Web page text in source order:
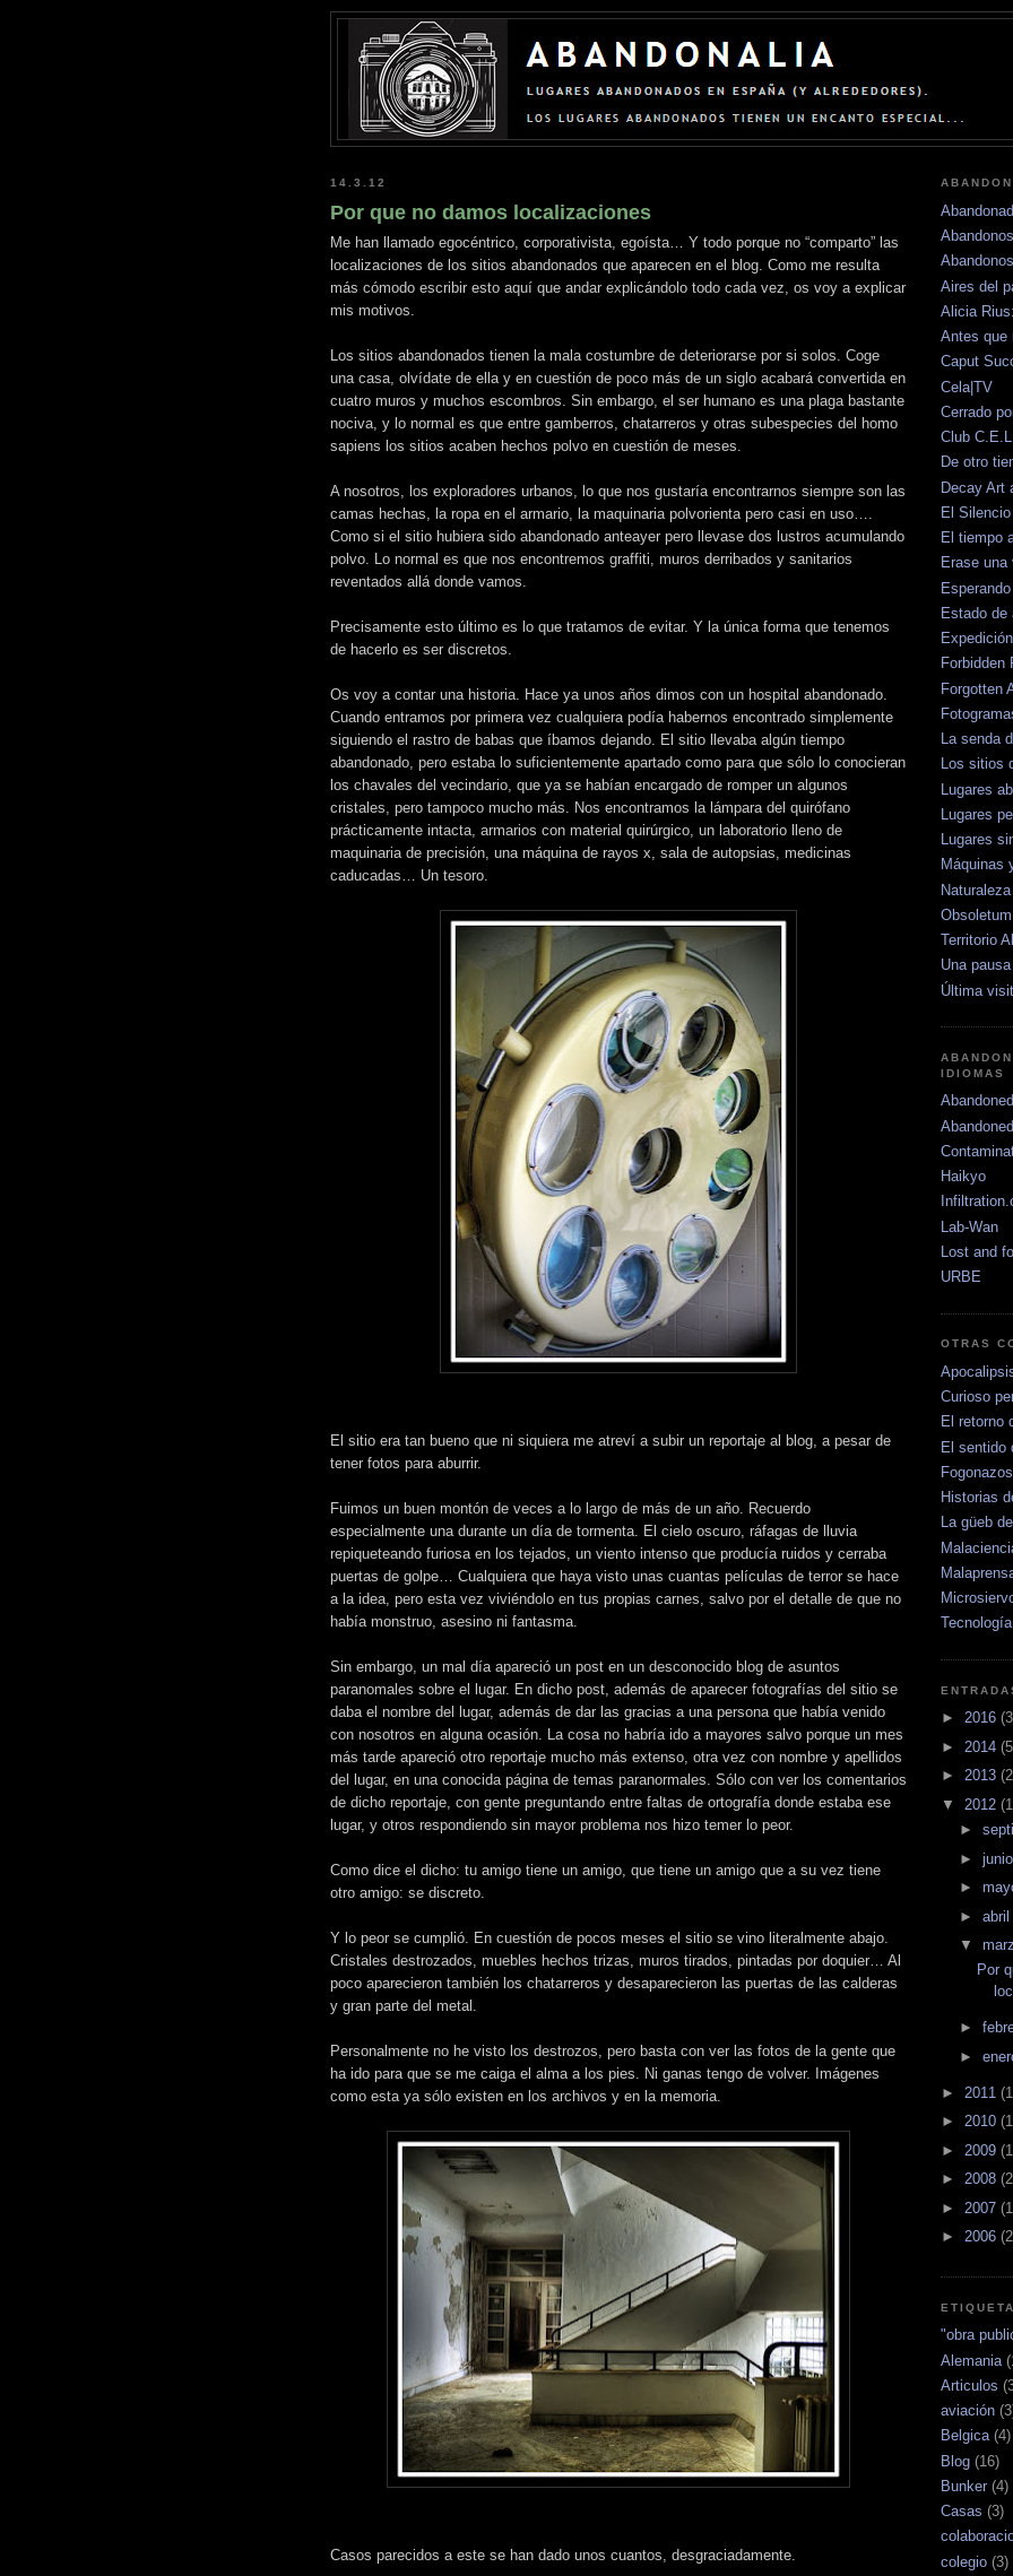
14.3.12
Por que no damos localizaciones
Me han llamado egocéntrico, corporativista, egoísta… Y todo porque no “comparto” las
localizaciones de los sitios abandonados que aparecen en el blog. Como me resulta
más cómodo escribir esto aquí que andar explicándolo todo cada vez, os voy a explicar
mis motivos.
Los sitios abandonados tienen la mala costumbre de deteriorarse por si solos. Coge
una casa, olvídate de ella y en cuestión de poco más de un siglo acabará convertida en
cuatro muros y muchos escombros. Sin embargo, el ser humano es una plaga bastante
nociva, y lo normal es que entre gamberros, chatarreros y otras subespecies del homo
sapiens los sitios acaben hechos polvo en cuestión de meses.
A nosotros, los exploradores urbanos, lo que nos gustaría encontrarnos siempre son las
camas hechas, la ropa en el armario, la maquinaria polvorienta pero casi en uso….
Como si el sitio hubiera sido abandonado anteayer pero llevase dos lustros acumulando
polvo. Lo normal es que nos encontremos graffiti, muros derribados y sanitarios
reventados allá donde vamos.
Precisamente esto último es lo que tratamos de evitar. Y la única forma que tenemos
de hacerlo es ser discretos.
Os voy a contar una historia. Hace ya unos años dimos con un hospital abandonado.
Cuando entramos por primera vez cualquiera podía habernos encontrado simplemente
siguiendo el rastro de babas que íbamos dejando. El sitio llevaba algún tiempo
abandonado, pero estaba lo suficientemente apartado como para que sólo lo conocieran
los chavales del vecindario, que ya se habían encargado de romper un algunos
cristales, pero tampoco mucho más. Nos encontramos la lámpara del quirófano
prácticamente intacta, armarios con material quirúrgico, un laboratorio lleno de
maquinaria de precisión, una máquina de rayos x, sala de autopsias, medicinas
caducadas… Un tesoro.
El sitio era tan bueno que ni siquiera me atreví a subir un reportaje al blog, a pesar de
tener fotos para aburrir.
Fuimos un buen montón de veces a lo largo de más de un año. Recuerdo
especialmente una durante un día de tormenta. El cielo oscuro, ráfagas de lluvia
repiqueteando furiosa en los tejados, un viento intenso que producía ruidos y cerraba
puertas de golpe… Cualquiera que haya visto unas cuantas películas de terror se hace
a la idea, pero esta vez viviéndolo en tus propias carnes, salvo por el detalle de que no
había monstruo, asesino ni fantasma.
Sin embargo, un mal día apareció un post en un desconocido blog de asuntos
paranomales sobre el lugar. En dicho post, además de aparecer fotografías del sitio se
daba el nombre del lugar, además de dar las gracias a una persona que había venido
con nosotros en alguna ocasión. La cosa no habría ido a mayores salvo porque un mes
más tarde apareció otro reportaje mucho más extenso, otra vez con nombre y apellidos
del lugar, en una conocida página de temas paranormales. Sólo con ver los comentarios
de dicho reportaje, con gente preguntando entre faltas de ortografía donde estaba ese
lugar, y otros respondiendo sin mayor problema nos hizo temer lo peor.
Como dice el dicho: tu amigo tiene un amigo, que tiene un amigo que a su vez tiene
otro amigo: se discreto.
Y lo peor se cumplió. En cuestión de pocos meses el sitio se vino literalmente abajo.
Cristales destrozados, muebles hechos trizas, muros tirados, pintadas por doquier… Al
poco aparecieron también los chatarreros y desaparecieron las puertas de las calderas
y gran parte del metal.
Personalmente no he visto los destrozos, pero basta con ver las fotos de la gente que
ha ido para que se me caiga el alma a los pies. Ni ganas tengo de volver. Imágenes
como esta ya sólo existen en los archivos y en la memoria.
Casos parecidos a este se han dado unos cuantos, desgraciadamente.
Aires del
Alicia
Antes que
Caput
Cela|TV
Cerrado
Club
De otro
Decay Art
El
El tiempo
Erase
Estado de
Forbidden
Forgotten
La senda
Los sitios
Lugares
Lugares
Lugares
Máquinas
Obsoletum
Territorio
Una
Última
IDIOMAS
Haikyo
Lab-Wan
Lost and
URBE
OTRAS
Curioso
El retorno
El sentido
Fogonazos
Historias
La güeb
► 2016
► 2014
► 2013
▼ 2012
►
► junio
►
► abril
▼
Por
►
►
► 2011
► 2010
► 2009
► 2008
► 2007
► 2006
"obra
Alemania
Articulos
aviación
Belgica (4)
Blog (16)
Bunker (4)
Casas (3)
colegio (3)